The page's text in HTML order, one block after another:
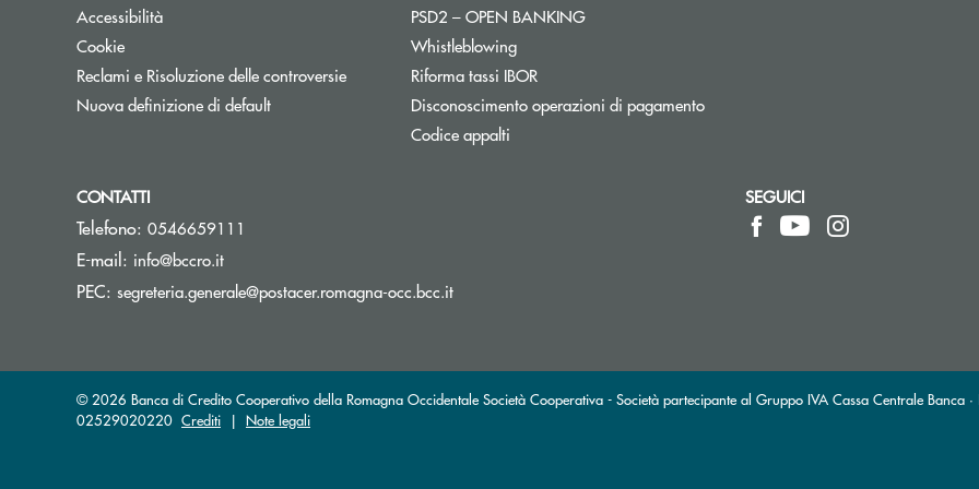
Accessibilità
Cookie
Reclami e Risoluzione delle controversie
Nuova definizione di default
PSD2 – OPEN BANKINGApre una nuova finestra
WhistleblowingApre una nuova finestra
Riforma tassi IBOR
Disconoscimento operazioni di pagamento
Codice appalti
CONTATTI
Telefono: 0546659111
E-mail: info@bccro.it(si apre l’app di posta elettronica)
PEC: segreteria.generale@postacer.romagna-occ.bcc.it(si apre l’app di posta elettronica)
SEGUICI
© 2026 Banca di Credito Cooperativo della Romagna Occidentale Società Cooperativa - Società partecipante al Gruppo IVA Cassa Centrale Banca ·
02529020220 Crediti | Note legali